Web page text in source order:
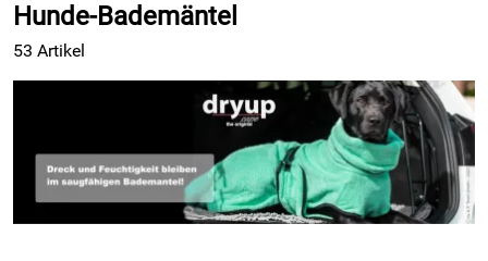
Hunde-Bademäntel
53 Artikel